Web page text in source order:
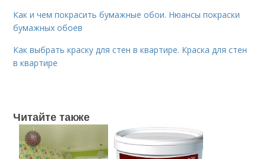
Как и чем покрасить бумажные обои. Нюансы покраски
бумажных обоев
Как выбрать краску для стен в квартире. Краска для стен
в квартире
Читайте также